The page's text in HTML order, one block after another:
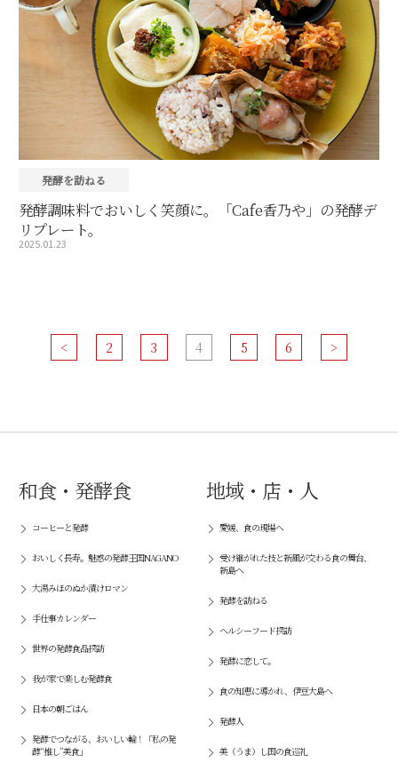
発酵を訪ねる
発酵調味料でおいしく笑顔に。「Cafe香乃や」の発酵デ
リプレート。
2025.01.23
< 2 3 4 5 6 >
和食・発酵食
コーヒーと発酵
おいしく長寿。魅惑の発酵王国NAGANO
大湯みほのぬか漬けロマン
手仕事カレンダー
世界の発酵食品探訪
我が家で楽しむ発酵食
日本の朝ごはん
発酵でつながる、おいしい輪！「私の発
酵“推し”美食」
地域・店・人
愛媛、食の現場へ
受け継がれた技と新風が交わる食の舞台、
新島へ
発酵を訪ねる
ヘルシーフード探訪
発酵に恋して。
食の知恵に導かれ、伊豆大島へ
発酵人
美（うま）し国の食巡礼